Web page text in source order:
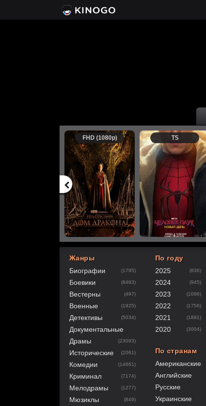
FHD (1080p) TS
80
1 2 3 4
Жанры
Биографии
(1795)
Боевики (8483)
Вестерны (497)
Военные (1925)
Детективы (5034)
Документальные
Драмы
(23093)
Исторические (2061)
Комедии (14661)
Криминал (7174)
Мелодрамы (1277)
Мюзиклы (849)
По году
2025
(836)
2024 (945)
2023 (1096)
2022 (1756)
2021 (1891)
2020 (3004)
По странам
Американские
Английские
Русские
Украинские